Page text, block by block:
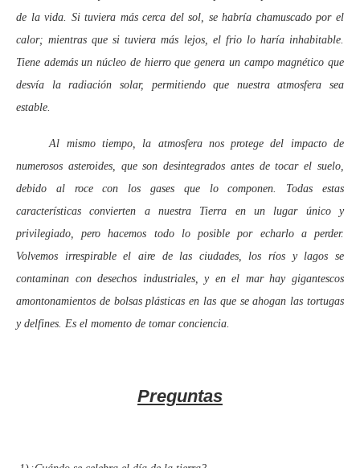
de la vida. Si tuviera más cerca del sol, se habría chamuscado por el
calor; mientras que si tuviera más lejos, el frio lo haría inhabitable.
Tiene además un núcleo de hierro que genera un campo magnético que
desvía la radiación solar, permitiendo que nuestra atmosfera sea
estable.
Al mismo tiempo, la atmosfera nos protege del impacto de
numerosos asteroides, que son desintegrados antes de tocar el suelo,
debido al roce con los gases que lo componen. Todas estas
características convierten a nuestra Tierra en un lugar único y
privilegiado, pero hacemos todo lo posible por echarlo a perder.
Volvemos irrespirable el aire de las ciudades, los ríos y lagos se
contaminan con desechos industriales, y en el mar hay gigantescos
amontonamientos de bolsas plásticas en las que se ahogan las tortugas
y delfines. Es el momento de tomar conciencia.
Preguntas